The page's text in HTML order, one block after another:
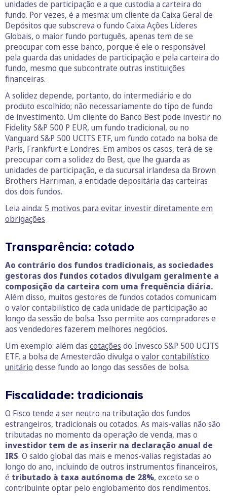
unidades de participação e a que custodia a carteira do
fundo. Por vezes, é a mesma: um cliente da Caixa Geral de
Depósitos que subscreva o fundo Caixa Ações Líderes
Globais, o maior fundo português, apenas tem de se
preocupar com esse banco, porque é ele o responsável
pela guarda das unidades de participação e pela carteira do
fundo, mesmo que subcontrate outras instituições
financeiras.
A solidez depende, portanto, do intermediário e do
produto escolhido; não necessariamente do tipo de fundo
de investimento. Um cliente do Banco Best pode investir no
Fidelity S&P 500 P EUR, um fundo tradicional, ou no
Vanguard S&P 500 UCITS ETF, um fundo cotado na bolsa de
Paris, Frankfurt e Londres. Em ambos os casos, terá de se
preocupar com a solidez do Best, que lhe guarda as
unidades de participação, e da sucursal irlandesa da Brown
Brothers Harriman, a entidade depositária das carteiras
dos dois fundos.
Leia ainda: 5 motivos para evitar investir diretamente em
obrigações
Transparência: cotado
Ao contrário dos fundos tradicionais, as sociedades
gestoras dos fundos cotados divulgam geralmente a
composição da carteira com uma frequência diária.
Além disso, muitos gestores de fundos cotados comunicam
o valor contabilístico de cada unidade de participação ao
longo da sessão de bolsa. Isso permite aos compradores e
aos vendedores fazerem melhores negócios.
Um exemplo: além das cotações do Invesco S&P 500 UCITS
ETF, a bolsa de Amesterdão divulga o valor contabilístico
unitário desse fundo ao longo das sessões de bolsa.
Fiscalidade: tradicionais
O Fisco tende a ser neutro na tributação dos fundos
estrangeiros, tradicionais ou cotados. As mais-valias não são
tributadas no momento da operação de venda, mas o
investidor tem de as inserir na declaração anual de
IRS. O saldo global das mais e menos-valias registadas ao
longo do ano, incluindo de outros instrumentos financeiros,
é tributado à taxa autónoma de 28%, exceto se o
contribuinte optar pelo englobamento dos rendimentos.